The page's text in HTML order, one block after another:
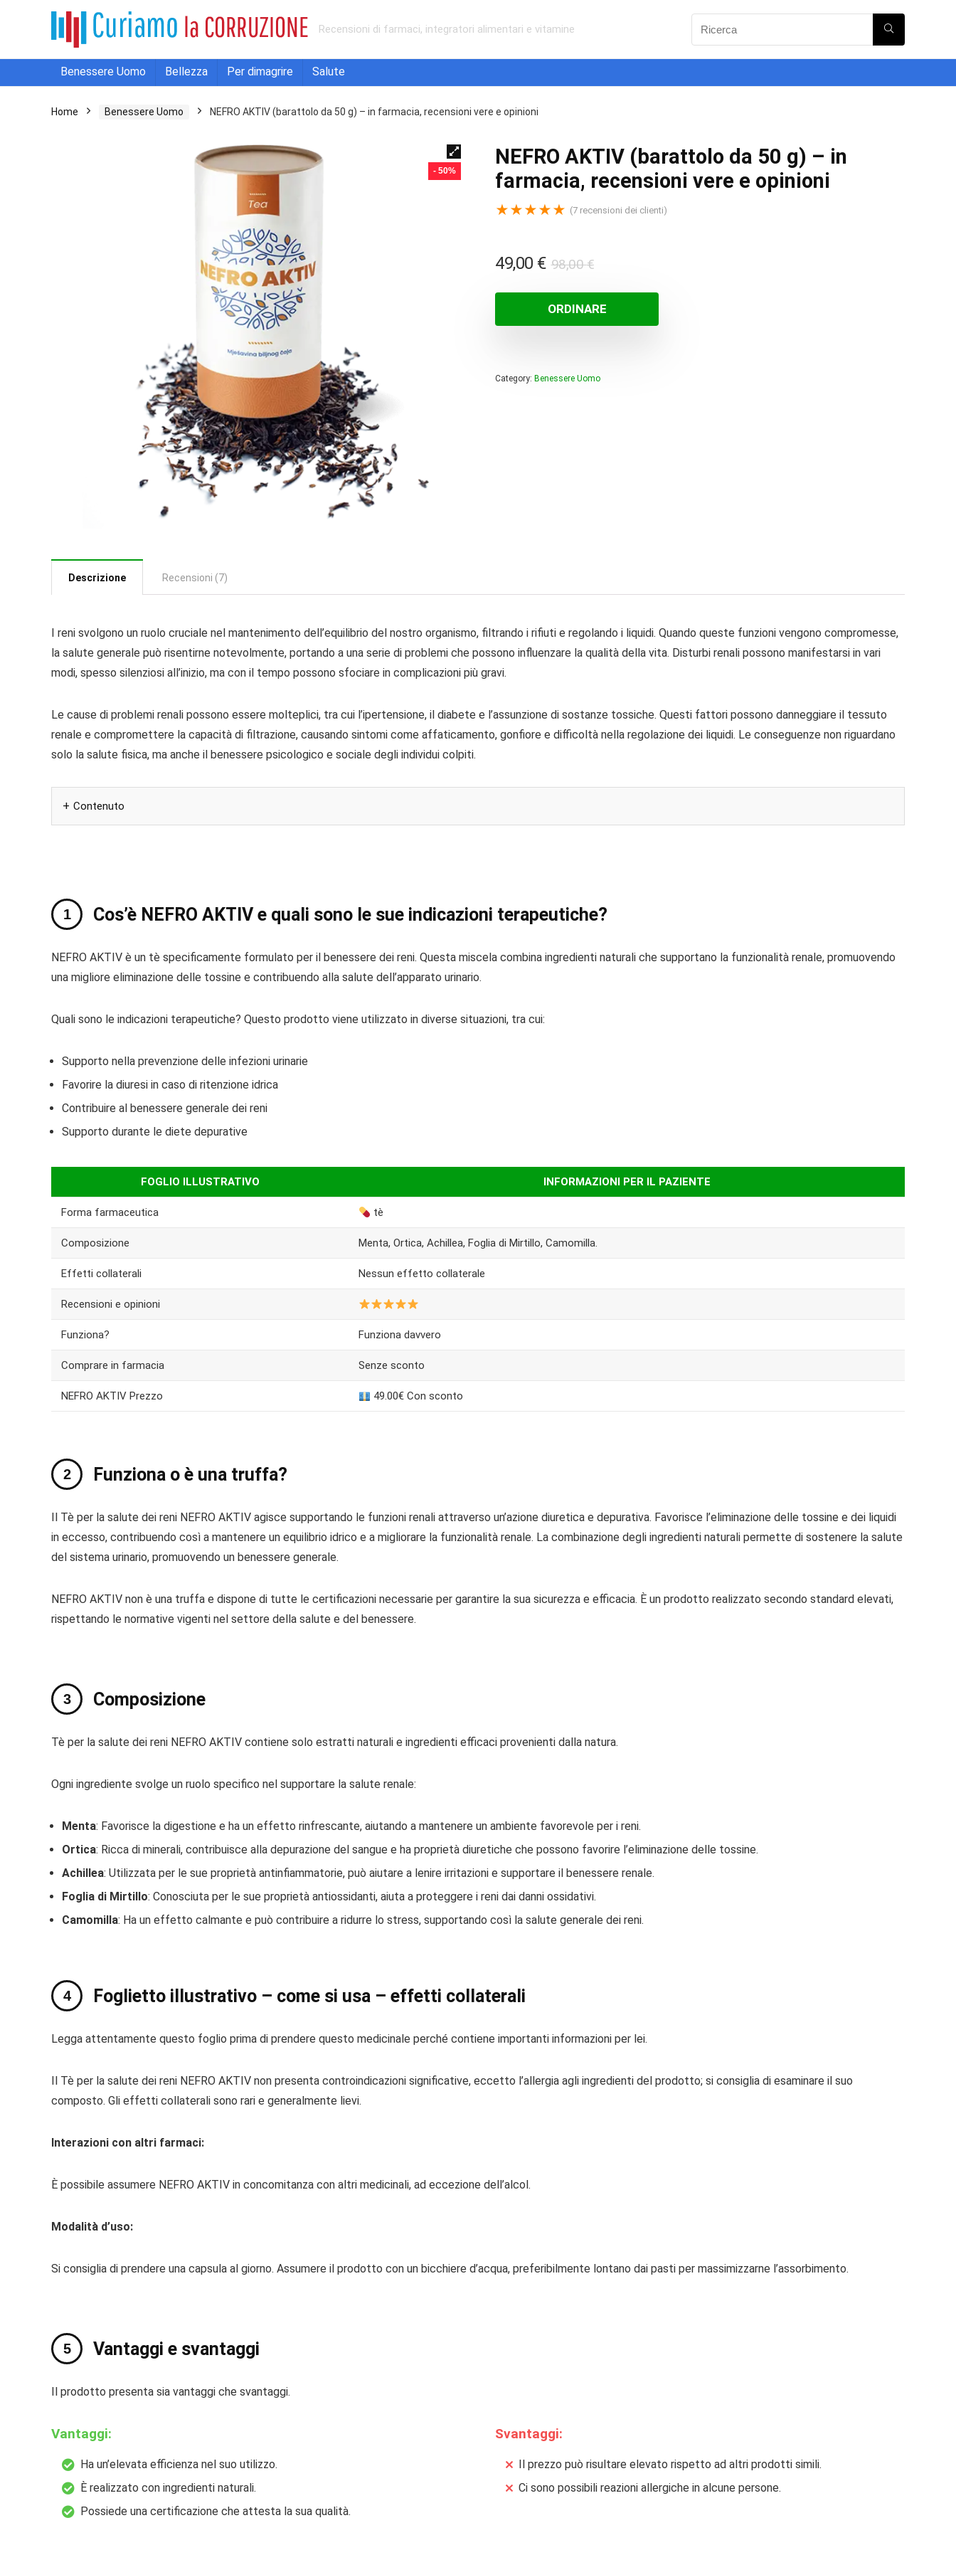
Recensioni di farmaci, integratori alimentari e vitamine
Benessere Uomo Bellezza Per dimagrire Salute
Home Benessere Uomo NEFRO AKTIV (barattolo da 50 g) – in farmacia, recensioni vere e opinioni
- 50%
NEFRO AKTIV (barattolo da 50 g) – in
farmacia, recensioni vere e opinioni
★★★★★ (7 recensioni dei clienti)
98,00€Il
originale
era:
49,00 €
Il
attuale
è:
ORDINARE
Category: Benessere Uomo
Descrizione Recensioni (7)
I reni svolgono un ruolo cruciale nel mantenimento dell’equilibrio del nostro organismo, filtrando i rifiuti e regolando i liquidi. Quando queste funzioni vengono compromesse,
la salute generale può risentirne notevolmente, portando a una serie di problemi che possono influenzare la qualità della vita. Disturbi renali possono manifestarsi in vari
modi, spesso silenziosi all’inizio, ma con il tempo possono sfociare in complicazioni più gravi.
Le cause di problemi renali possono essere molteplici, tra cui l’ipertensione, il diabete e l’assunzione di sostanze tossiche. Questi fattori possono danneggiare il tessuto
renale e compromettere la capacità di filtrazione, causando sintomi come affaticamento, gonfiore e difficoltà nella regolazione dei liquidi. Le conseguenze non riguardano
solo la salute fisica, ma anche il benessere psicologico e sociale degli individui colpiti.
Contenuto
Cos’è NEFRO AKTIV e quali sono le sue indicazioni terapeutiche?
NEFRO AKTIV è un tè specificamente formulato per il benessere dei reni. Questa miscela combina ingredienti naturali che supportano la funzionalità renale, promuovendo
una migliore eliminazione delle tossine e contribuendo alla salute dell’apparato urinario.
Quali sono le indicazioni terapeutiche? Questo prodotto viene utilizzato in diverse situazioni, tra cui:
Supporto nella prevenzione delle infezioni urinarie
Favorire la diuresi in caso di ritenzione idrica
Contribuire al benessere generale dei reni
Supporto durante le diete depurative
FOGLIO ILLUSTRATIVO INFORMAZIONI PER IL PAZIENTE
Forma farmaceutica tè
Composizione Menta, Ortica, Achillea, Foglia di Mirtillo, Camomilla.
Effetti collaterali Nessun effetto collaterale
Recensioni e opinioni
Funziona? Funziona davvero
Comprare in farmacia Senze sconto
NEFRO AKTIV Prezzo 49.00€ Con sconto
Funziona o è una truffa?
Il Tè per la salute dei reni NEFRO AKTIV agisce supportando le funzioni renali attraverso un’azione diuretica e depurativa. Favorisce l’eliminazione delle tossine e dei liquidi
in eccesso, contribuendo così a mantenere un equilibrio idrico e a migliorare la funzionalità renale. La combinazione degli ingredienti naturali permette di sostenere la salute
del sistema urinario, promuovendo un benessere generale.
NEFRO AKTIV non è una truffa e dispone di tutte le certificazioni necessarie per garantire la sua sicurezza e efficacia. È un prodotto realizzato secondo standard elevati,
rispettando le normative vigenti nel settore della salute e del benessere.
Composizione
Tè per la salute dei reni NEFRO AKTIV contiene solo estratti naturali e ingredienti efficaci provenienti dalla natura.
Ogni ingrediente svolge un ruolo specifico nel supportare la salute renale:
Menta: Favorisce la digestione e ha un effetto rinfrescante, aiutando a mantenere un ambiente favorevole per i reni.
Ortica: Ricca di minerali, contribuisce alla depurazione del sangue e ha proprietà diuretiche che possono favorire l’eliminazione delle tossine.
Achillea: Utilizzata per le sue proprietà antinfiammatorie, può aiutare a lenire irritazioni e supportare il benessere renale.
Foglia di Mirtillo: Conosciuta per le sue proprietà antiossidanti, aiuta a proteggere i reni dai danni ossidativi.
Camomilla: Ha un effetto calmante e può contribuire a ridurre lo stress, supportando così la salute generale dei reni.
Foglietto illustrativo – come si usa – effetti collaterali
Legga attentamente questo foglio prima di prendere questo medicinale perché contiene importanti informazioni per lei.
Il Tè per la salute dei reni NEFRO AKTIV non presenta controindicazioni significative, eccetto l’allergia agli ingredienti del prodotto; si consiglia di esaminare il suo
composto. Gli effetti collaterali sono rari e generalmente lievi.
Interazioni con altri farmaci:
È possibile assumere NEFRO AKTIV in concomitanza con altri medicinali, ad eccezione dell’alcol.
Modalità d’uso:
Si consiglia di prendere una capsula al giorno. Assumere il prodotto con un bicchiere d’acqua, preferibilmente lontano dai pasti per massimizzarne l’assorbimento.
Vantaggi e svantaggi
Il prodotto presenta sia vantaggi che svantaggi.
Vantaggi:
Ha un’elevata efficienza nel suo utilizzo.
È realizzato con ingredienti naturali.
Possiede una certificazione che attesta la sua qualità.
Svantaggi:
Il prezzo può risultare elevato rispetto ad altri prodotti simili.
Ci sono possibili reazioni allergiche in alcune persone.